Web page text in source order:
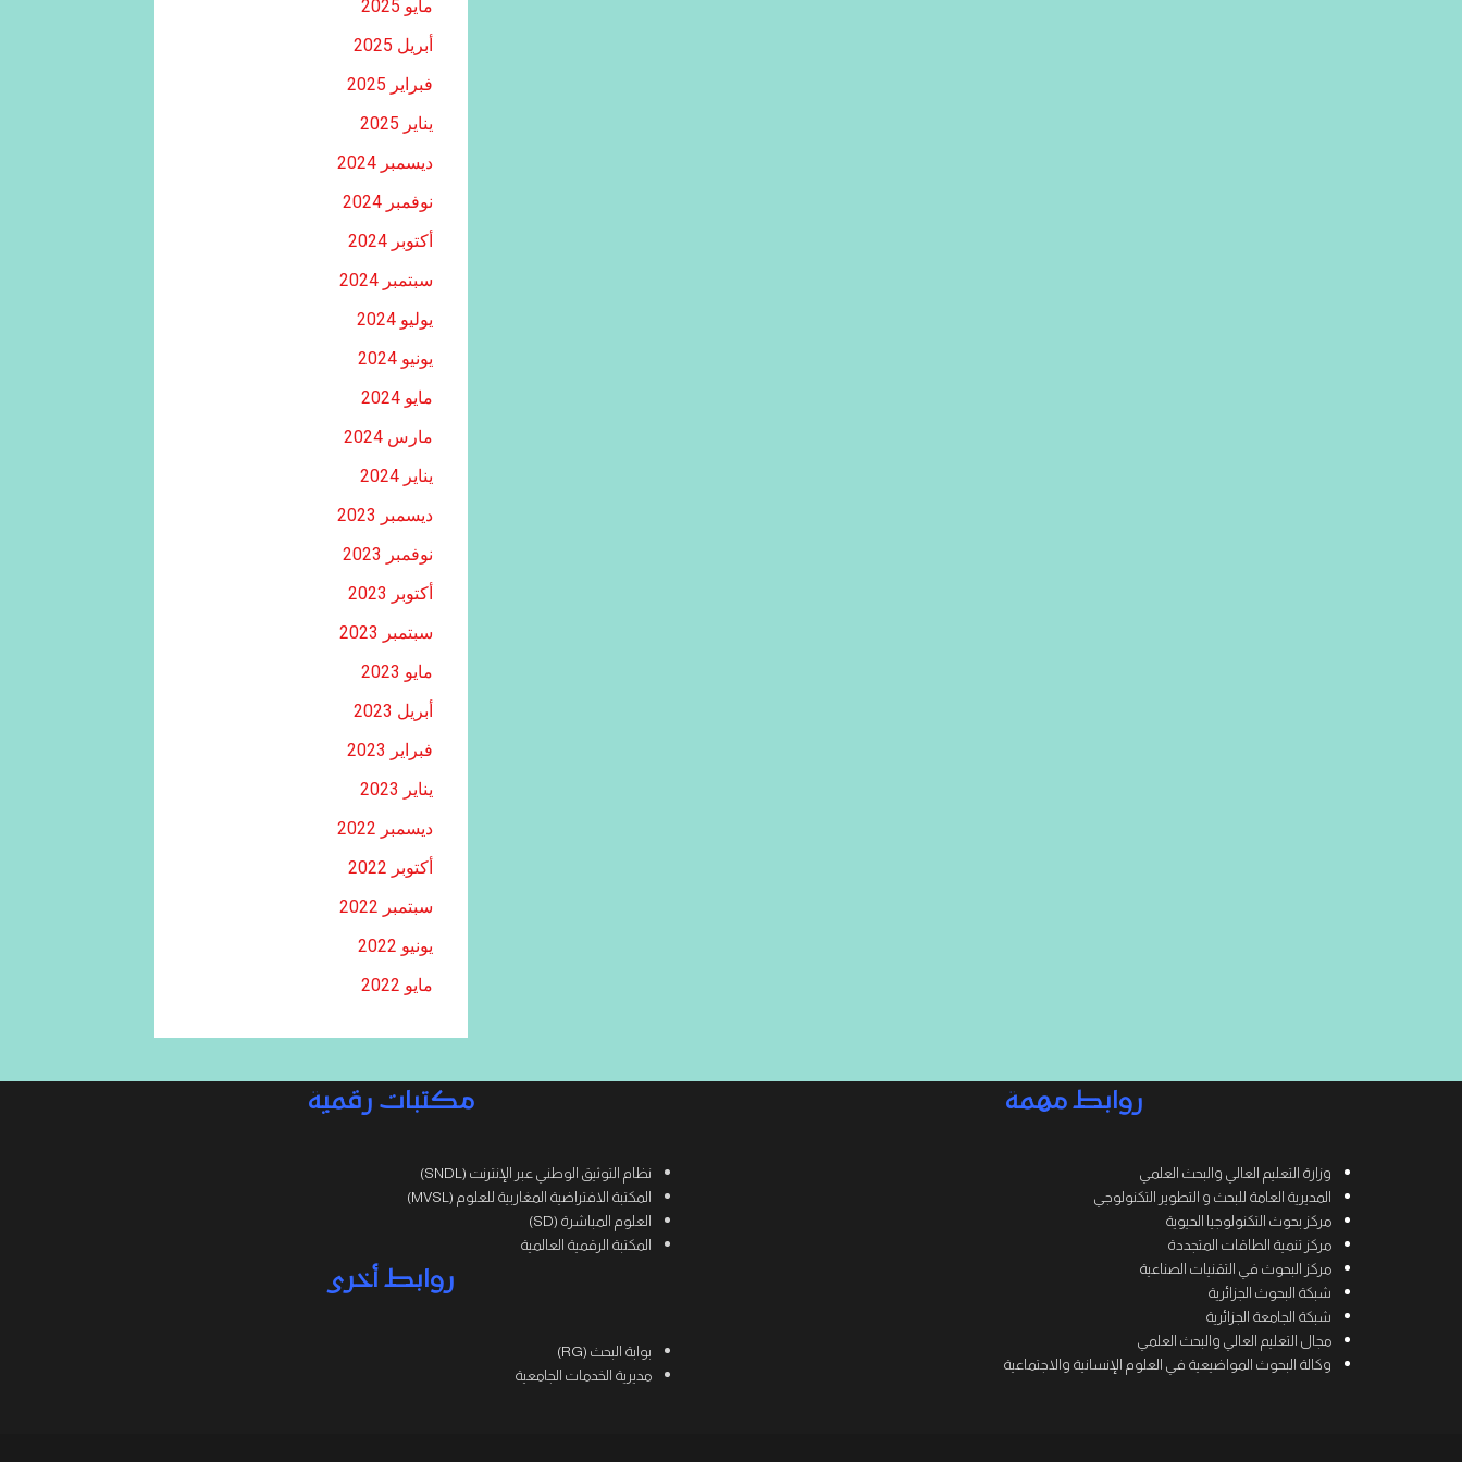
مايو 2025
أبريل 2025
فبراير 2025
يناير 2025
ديسمبر 2024
نوفمبر 2024
أكتوبر 2024
سبتمبر 2024
يوليو 2024
يونيو 2024
مايو 2024
مارس 2024
يناير 2024
ديسمبر 2023
نوفمبر 2023
أكتوبر 2023
سبتمبر 2023
مايو 2023
أبريل 2023
فبراير 2023
يناير 2023
ديسمبر 2022
أكتوبر 2022
سبتمبر 2022
يونيو 2022
مايو 2022
روابط مهمة
وزارة التعليم العالي والبحث العلمي
المديرية العامة للبحث و التطوير التكنولوجي
مركز بحوث التكنولوجيا الحيوية
مركز تنمية الطاقات المتجددة
مركز البحوث في التقنيات الصناعية
شبكة البحوث الجزائرية
شبكة الجامعة الجزائرية
مجال التعليم العالي والبحث العلمي
وكالة البحوث المواضيعية في العلوم الإنسانية والاجتماعية
مكتبات رقمية
نظام التوثيق الوطني عبر الإنترنت (SNDL)
المكتبة الافتراضية المغاربية للعلوم (MVSL)
العلوم المباشرة (SD)
المكتبة الرقمية العالمية
روابط أخرى
بوابة البحث (RG)
مديرية الخدمات الجامعية